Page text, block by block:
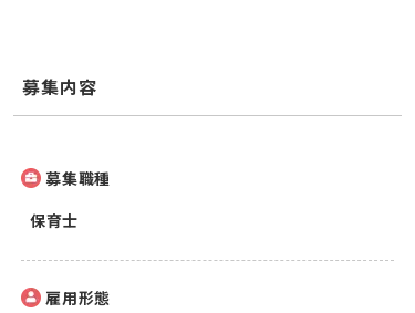
募集内容
募集職種
保育士
雇用形態